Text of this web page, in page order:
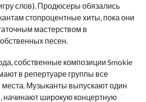
слов). Продюсеры обязались
стопроцентные хиты, пока они
мастерством в
песен.
собственные композиции Smokie
в репертуаре группы все
Музыканты выпускают один
начинают широкую концертную